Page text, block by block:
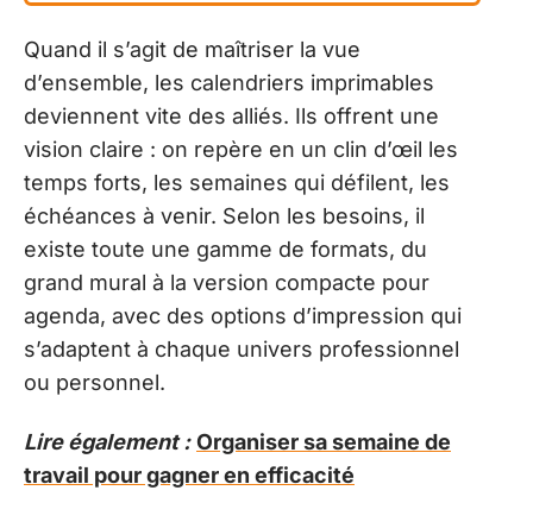
Quand il s’agit de maîtriser la vue
d’ensemble, les calendriers imprimables
deviennent vite des alliés. Ils offrent une
vision claire : on repère en un clin d’œil les
temps forts, les semaines qui défilent, les
échéances à venir. Selon les besoins, il
existe toute une gamme de formats, du
grand mural à la version compacte pour
agenda, avec des options d’impression qui
s’adaptent à chaque univers professionnel
ou personnel.
Lire également : Organiser sa semaine de
travail pour gagner en efficacité